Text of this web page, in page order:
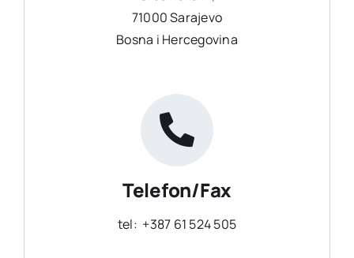
71000 Sarajevo
Bosna i Hercegovina
Telefon/Fax
tel: +387 61 524 505